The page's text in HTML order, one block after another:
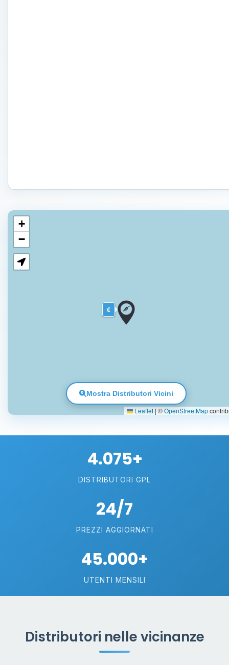
€
+
−
Leaflet | ©OpenStreetMap
Mostra Distributori Vicini
4.075+
DISTRIBUTORI GPL
24/7
PREZZI AGGIORNATI
45.000+
UTENTI MENSILI
Distributori nelle vicinanze